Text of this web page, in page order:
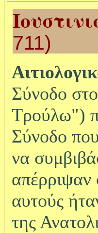
711)
Σύνοδο
Τρούλω")
Σύνοδο
να
αυτούς
της